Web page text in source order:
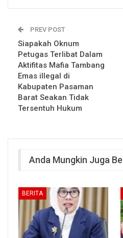
PREV POST
Siapakah Oknum
Petugas Terlibat Dalam
Aktifitas Mafia Tambang
Emas illegal di
Kabupaten Pasaman
Barat Seakan Tidak
Tersentuh Hukum
Anda Mungkin Juga
BERITA